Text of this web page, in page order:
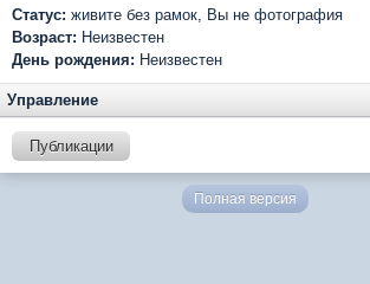
Статус: живите без рамок, Вы не фотография
Возраст: Неизвестен
День рождения: Неизвестен
Управление
Публикации
Полная версия